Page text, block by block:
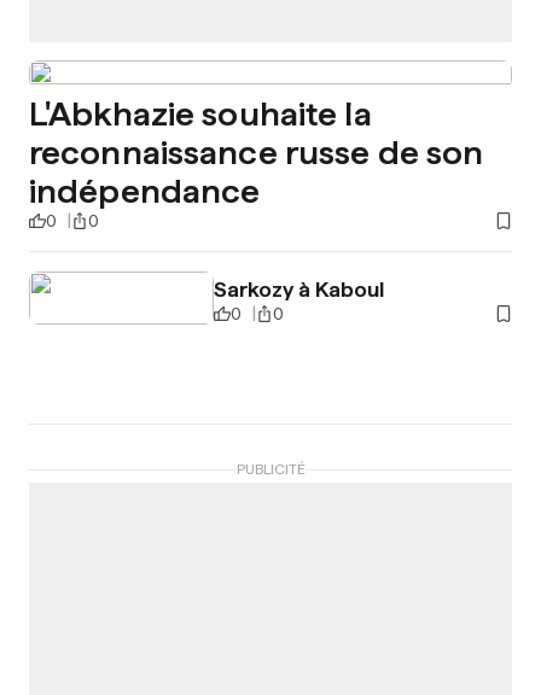
L'Abkhazie souhaite la
reconnaissance russe de son
indépendance
0 0
Sarkozy à Kaboul
0 0
PUBLICITÉ